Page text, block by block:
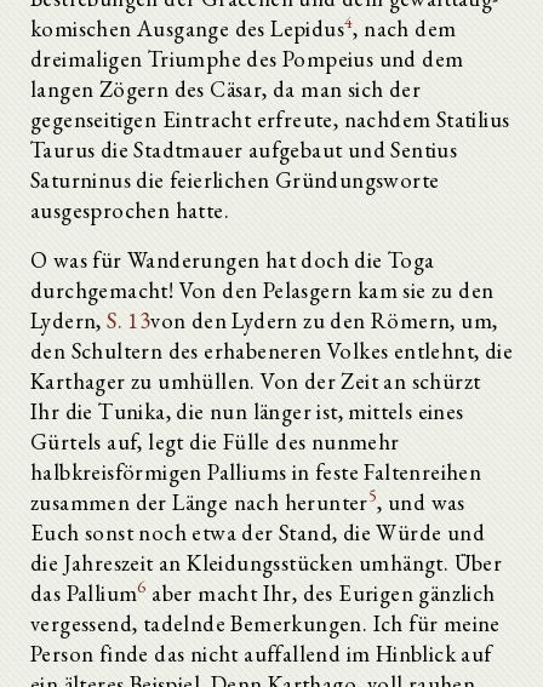
komischen Ausgange des Lepidus4, nach dem
dreimaligen Triumphe des Pompeius und dem
langen Zögern des Cäsar, da man sich der
gegenseitigen Eintracht erfreute, nachdem Statilius
Taurus die Stadtmauer aufgebaut und Sentius
Saturninus die feierlichen Gründungsworte
ausgesprochen hatte.
O was für Wanderungen hat doch die Toga
durchgemacht! Von den Pelasgern kam sie zu den
Lydern,S. 13von den Lydern zu den Römern, um,
den Schultern des erhabeneren Volkes entlehnt, die
Karthager zu umhüllen. Von der Zeit an schürzt
Ihr die Tunika, die nun länger ist, mittels eines
Gürtels auf, legt die Fülle des nunmehr
halbkreisförmigen Palliums in feste Faltenreihen
zusammen der Länge nach herunter5, und was
Euch sonst noch etwa der Stand, die Würde und
die Jahreszeit an Kleidungsstücken umhängt. Über
das Pallium6 aber macht Ihr, des Eurigen gänzlich
vergessend, tadelnde Bemerkungen. Ich für meine
Person finde das nicht auffallend im Hinblick auf